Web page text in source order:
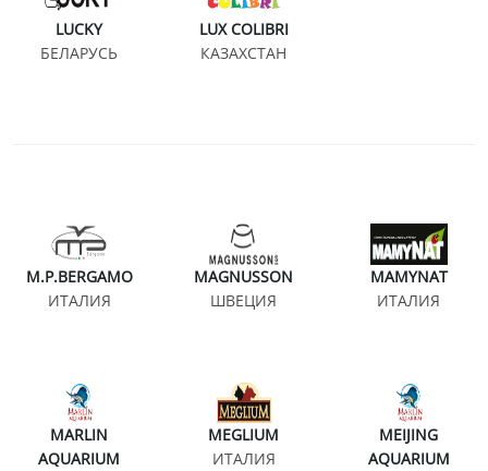
LUCKY
БЕЛАРУСЬ
LUX COLIBRI
КАЗАХСТАН
M.P.BERGAMO
ИТАЛИЯ
MAGNUSSON
ШВЕЦИЯ
MAMYNAT
ИТАЛИЯ
MARLIN
AQUARIUM
MEGLIUM
ИТАЛИЯ
MEIJING
AQUARIUM